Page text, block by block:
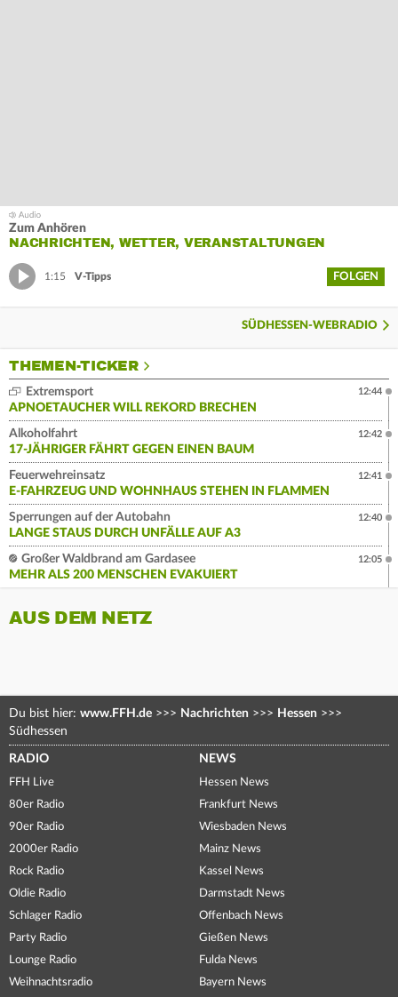
Zum Anhören
NACHRICHTEN, WETTER, VERANSTALTUNGEN
1:15 V-Tipps FOLGEN
SÜDHESSEN-WEBRADIO
THEMEN-TICKER
Extremsport
APNOETAUCHER WILL REKORD BRECHEN
12:44
Alkoholfahrt
17-JÄHRIGER FÄHRT GEGEN EINEN BAUM
12:42
Feuerwehreinsatz
E-FAHRZEUG UND WOHNHAUS STEHEN IN FLAMMEN
12:41
Sperrungen auf der Autobahn
LANGE STAUS DURCH UNFÄLLE AUF A3
12:40
Großer Waldbrand am Gardasee
MEHR ALS 200 MENSCHEN EVAKUIERT
12:05
AUS DEM NETZ
Du bist hier: www.FFH.de >>> Nachrichten >>> Hessen >>>
Südhessen
RADIO
FFH Live
80er Radio
90er Radio
2000er Radio
Rock Radio
Oldie Radio
Schlager Radio
Party Radio
Lounge Radio
Weihnachtsradio
NEWS
Hessen News
Frankfurt News
Wiesbaden News
Mainz News
Kassel News
Darmstadt News
Offenbach News
Gießen News
Fulda News
Bayern News